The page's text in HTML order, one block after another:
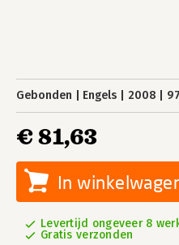
Gebonden Engels 2008
€ 81,63
In
Levertijd ongeveer 8
Gratis verzonden